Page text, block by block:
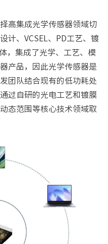
高集成光学传感器领域切
计、VCSEL、PD工艺、镀
，集成了光学、工艺、模
产品，因此光学传感器是
团队结合现有的低功耗处
过自研的光电工艺和镀膜
态范围等核心技术领域取